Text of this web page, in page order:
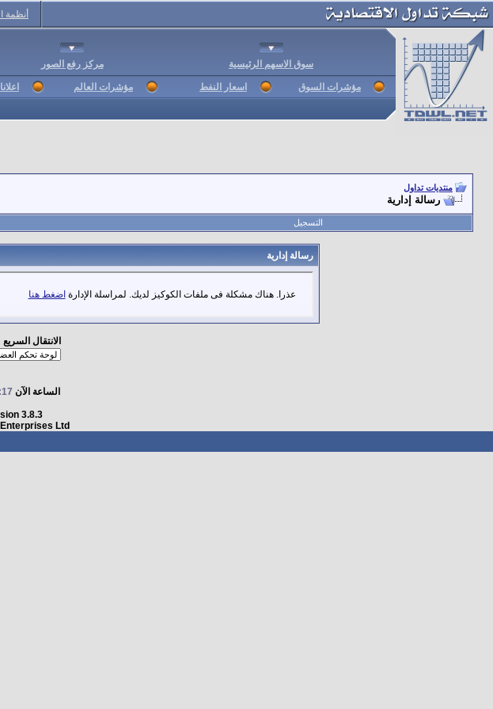
أنظمة
سوق الاسهم الرئيسية مركز رفع الصور
مؤشرات السوق اسعار النفط مؤشرات العالم
منتديات تداول
رسالة إدارية
التسجيل
رسالة إدارية
عذرا. هناك مشكلة فى ملفات الكوكيز لديك. لمراسلة الإدارة اضغط هنا
الانتقال السريع
الساعة الآن PM
3.8.3
Ltd.